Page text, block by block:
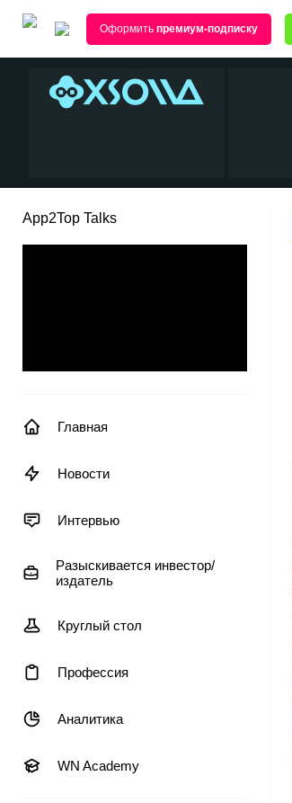
Оформить премиум-подписку
App2Top Talks
Главная
Новости
Интервью
Разыскивается инвестор/
издатель
Круглый стол
Профессия
Аналитика
WN Academy